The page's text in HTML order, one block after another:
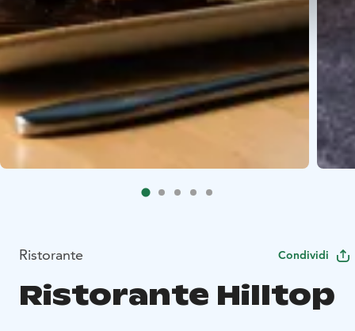
Ristorante Condividi
Ristorante Hilltop